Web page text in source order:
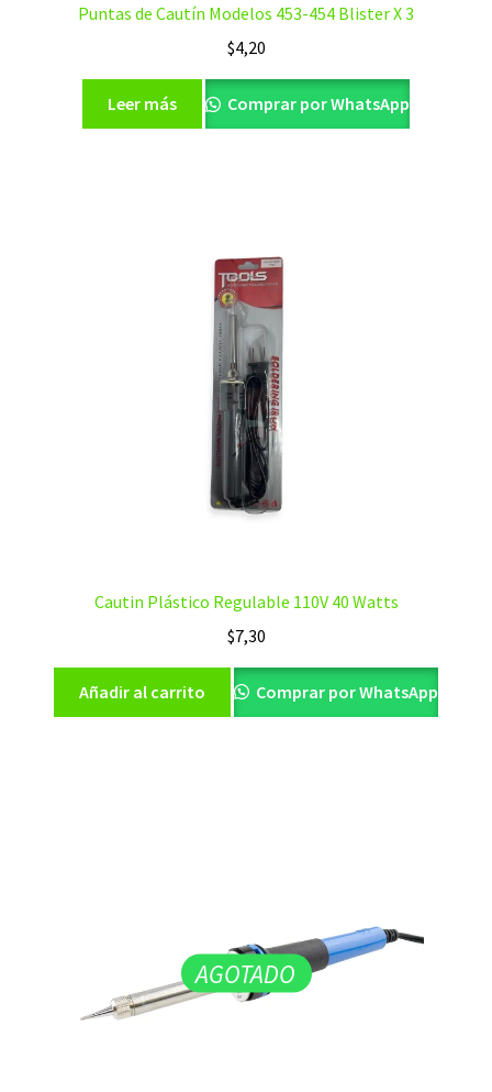
Puntas de Cautín Modelos 453-454 Blister X 3
$4,20
Leer más Comprar por WhatsApp
Cautin Plástico Regulable 110V 40 Watts
$7,30
Añadir al carrito Comprar por WhatsApp
AGOTADO